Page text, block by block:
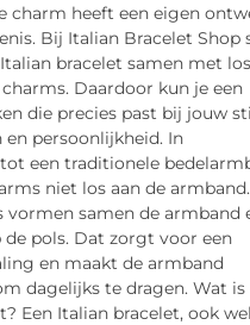
charm heeft een eigen
Bij Italian Bracelet Shop
bracelet samen met
Daardoor kun je een
die precies past bij jouw
persoonlijkheid. In
een traditionele
niet los aan de
vormen samen de armband
pols. Dat zorgt voor een
en maakt de armband
dagelijks te dragen. Wat is
Een Italian bracelet, ook